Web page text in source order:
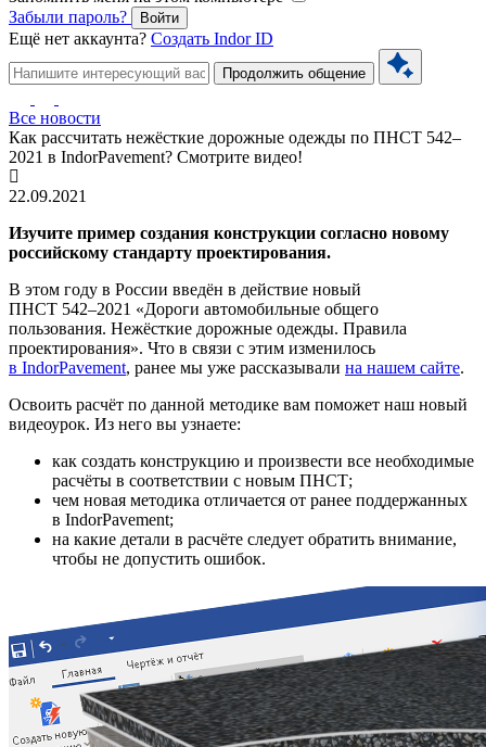
Забыли пароль?
Войти
Ещё нет аккаунта? Создать Indor ID
Продолжить общение
Все новости
Как рассчитать нежёсткие дорожные одежды по ПНСТ 542–
2021 в IndorPavement? Смотрите видео!
22.09.2021
Изучите пример создания конструкции согласно новому
российскому стандарту проектирования.
В этом году в России введён в действие новый
ПНСТ 542–2021 «Дороги автомобильные общего
пользования. Нежёсткие дорожные одежды. Правила
проектирования». Что в связи с этим изменилось
в IndorPavement, ранее мы уже рассказывали на нашем сайте.
Освоить расчёт по данной методике вам поможет наш новый
видеоурок. Из него вы узнаете:
как создать конструкцию и произвести все необходимые
расчёты в соответствии с новым ПНСТ;
чем новая методика отличается от ранее поддержанных
в IndorPavement;
на какие детали в расчёте следует обратить внимание,
чтобы не допустить ошибок.